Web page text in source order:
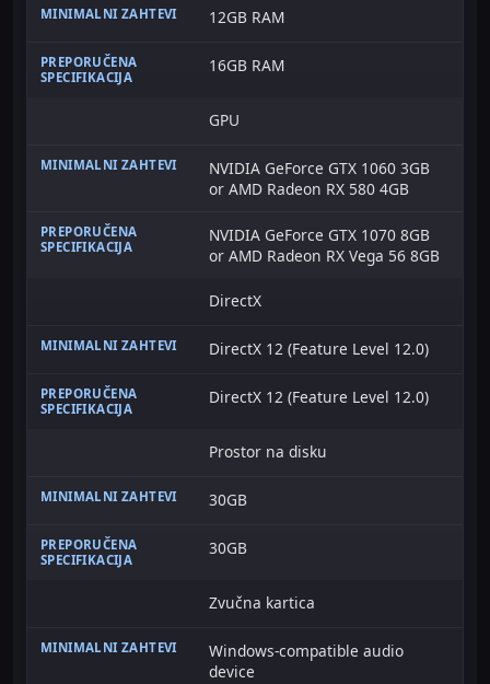
12GB RAM
16GB RAM
GPU
NVIDIA GeForce GTX 1060 3GB
or AMD Radeon RX 580 4GB
NVIDIA GeForce GTX 1070 8GB
or AMD Radeon RX Vega 56 8GB
DirectX
DirectX 12 (Feature Level 12.0)
DirectX 12 (Feature Level 12.0)
Prostor na disku
30GB
30GB
Zvučna kartica
Windows-compatible audio
device